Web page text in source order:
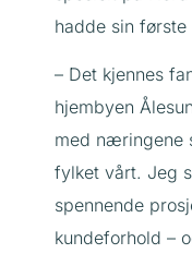
hadde sin første
– Det kjennes
hjembyen
med næringene
fylket vårt. Jeg
spennende
kundeforhold –